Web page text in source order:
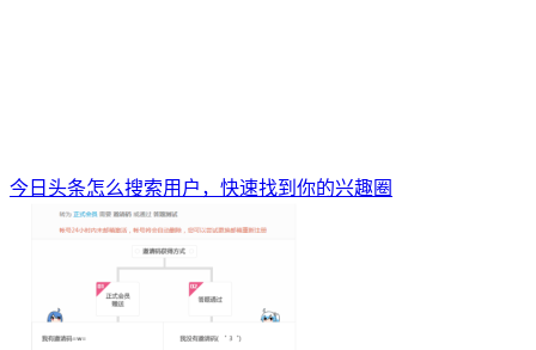
今日头条怎么搜索用户，快速找到你的兴趣圈